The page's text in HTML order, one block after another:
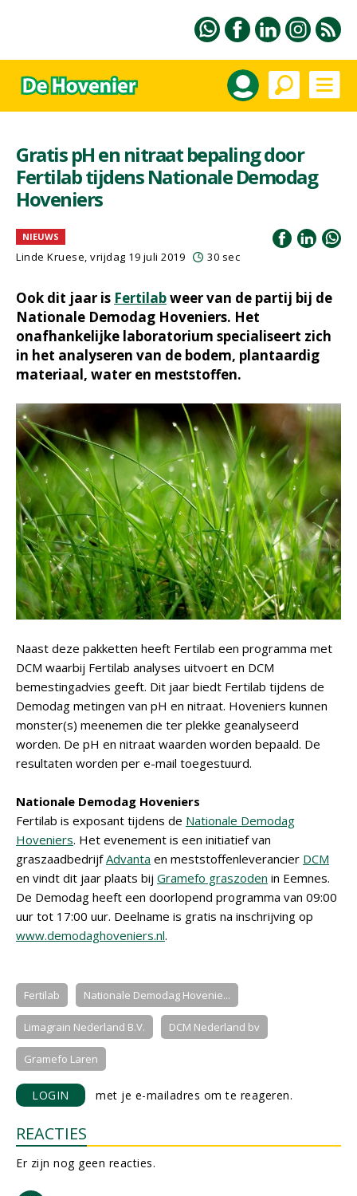
Gratis pH en nitraat bepaling door
Fertilab tijdens Nationale Demodag
Hoveniers
NIEUWS
Linde Kruese, vrijdag 19 juli 2019 30 sec
Ook dit jaar is Fertilabweer van de partij bij de
Nationale Demodag Hoveniers. Het
onafhankelijke laboratorium specialiseert zich
in het analyseren van de bodem, plantaardig
materiaal, water en meststoffen.
Naast deze pakketten heeft Fertilab een programma met
DCM waarbij Fertilab analyses uitvoert en DCM
bemestingadvies geeft. Dit jaar biedt Fertilab tijdens de
Demodag metingen van pH en nitraat. Hoveniers kunnen
monster(s) meenemen die ter plekke geanalyseerd
worden. De pH en nitraat waarden worden bepaald. De
resultaten worden per e-mail toegestuurd.
Nationale Demodag Hoveniers
Fertilab is exposant tijdens de Nationale Demodag
Hoveniers. Het evenement is een initiatief van
graszaadbedrijfAdvanta en meststoffenleverancier DCM
en vindt dit jaar plaats bij Gramefo graszoden in Eemnes.
De Demodag heeft een doorlopend programma van 09:00
uur tot 17:00 uur. Deelname is gratis na inschrijving op
www.demodaghoveniers.nl.
Fertilab Nationale Demodag Hovenie...
Limagrain Nederland B.V. DCM Nederland bv
Gramefo Laren
LOGIN met je e-mailadres om te reageren.
REACTIES
Er zijn nog geen reacties.